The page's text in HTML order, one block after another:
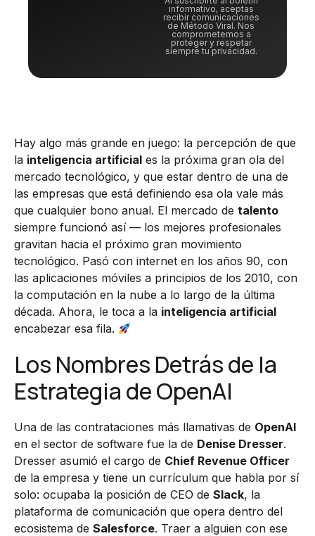
informativo, aceptas
recibir comunicaciones
de Método Viral. Nos
comprometemos a
proteger y respetar
siempre tu privacidad.
Hay algo más grande en juego: la percepción de que
la inteligencia artificial es la próxima gran ola del
mercado tecnológico, y que estar dentro de una de
las empresas que está definiendo esa ola vale más
que cualquier bono anual. El mercado de talento
siempre funcionó así — los mejores profesionales
gravitan hacia el próximo gran movimiento
tecnológico. Pasó con internet en los años 90, con
las aplicaciones móviles a principios de los 2010, con
la computación en la nube a lo largo de la última
década. Ahora, le toca a la inteligencia artificial
encabezar esa fila.
Los Nombres Detrás de la
Estrategia de OpenAI
Una de las contrataciones más llamativas de OpenAI
en el sector de software fue la de Denise Dresser.
Dresser asumió el cargo de Chief Revenue Officer
de la empresa y tiene un currículum que habla por sí
solo: ocupaba la posición de CEO de Slack, la
plataforma de comunicación que opera dentro del
ecosistema de Salesforce. Traer a alguien con ese